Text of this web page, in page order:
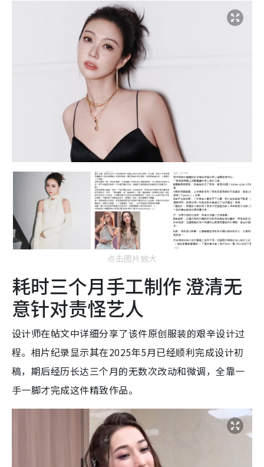
点击图片放大
耗时三个月手工制作 澄清无
意针对责怪艺人
设计师在帖文中详细分享了该件原创服装的艰辛设计过
程。相片纪录显示其在2025年5月已经顺利完成设计初
稿，期后经历长达三个月的无数次改动和微调，全靠一
手一脚才完成这件精致作品。